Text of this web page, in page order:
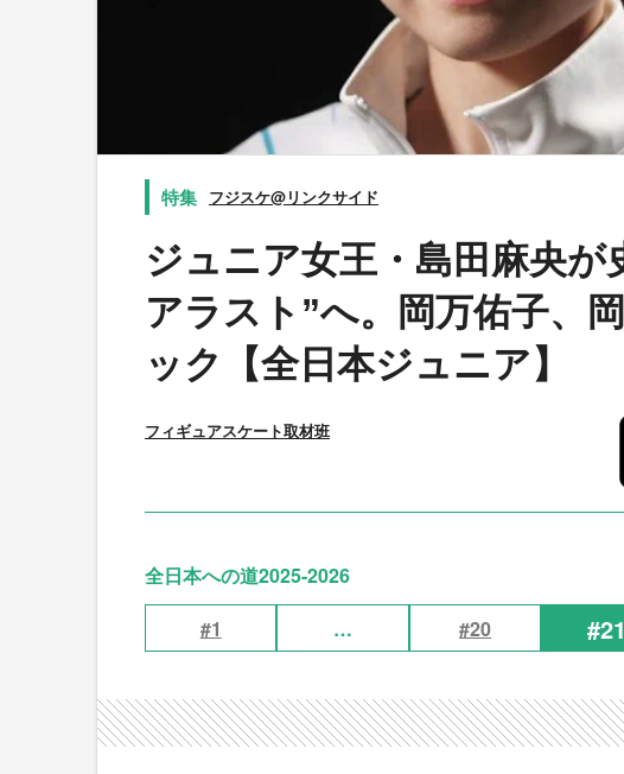
フジスケ@リンクサイド
ジュニア女王・島田麻央が
アラスト”へ。岡万佑子、
ック【全日本ジュニア】
フィギュアスケート取材班
全日本への道2025-2026
#1
… #20 #21